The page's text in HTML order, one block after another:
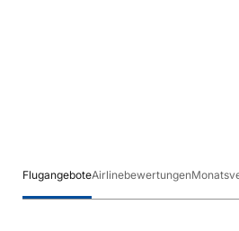
FlugangeboteAirlinebewertungen